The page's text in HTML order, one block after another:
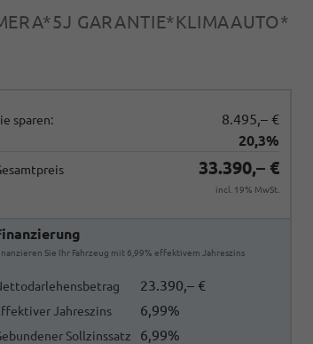
GARANTIE*KLIMAAUTO*
sparen:
8.495,– €
20,3%
33.390,– €
incl. 19% MwSt.
Sie Ihr Fahrzeug mit 6,99% effektivem Jahreszins
23.390,– €
Jahreszins 6,99%
Sollzinssatz 6,99%